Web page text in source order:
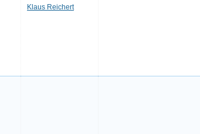
Klaus Reichert